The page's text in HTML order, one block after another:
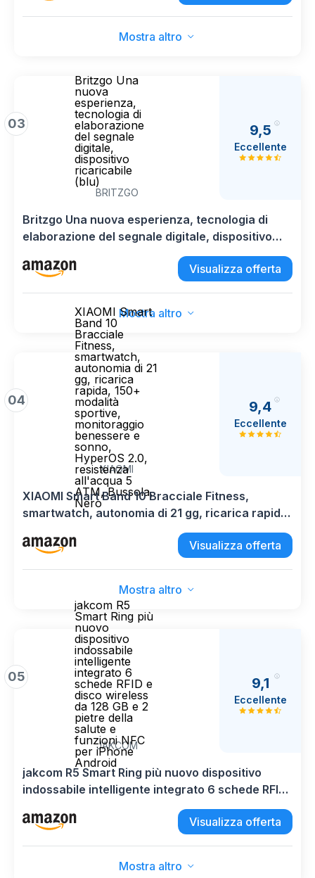
Mostra altro
03
Britzgo Una
nuova
esperienza,
tecnologia di
elaborazione
del segnale
digitale,
dispositivo
ricaricabile
(blu)
BRITZGO
9,5
Eccellente
Britzgo Una nuova esperienza, tecnologia di
elaborazione del segnale digitale, dispositivo
Visualizza offerta
Mostra altro
04
XIAOMI Smart
Band 10
Bracciale
Fitness,
smartwatch,
autonomia di 21
gg, ricarica
rapida, 150+
modalità
sportive,
monitoraggio
benessere e
sonno,
HyperOS 2.0,
resistenza
all'acqua 5
ATM, Bussola,
Nero
XIAOMI
9,4
Eccellente
XIAOMI Smart Band 10 Bracciale Fitness,
smartwatch, autonomia di 21 gg, ricarica rapida,
150+ modalità sportive, monitoraggio benessere
e sonno, HyperOS 2.0, resistenza all'acqua 5
Visualizza offerta
Mostra altro
05
jakcom R5
Smart Ring più
nuovo
dispositivo
indossabile
intelligente
integrato 6
schede RFID e
disco wireless
da 128 GB e 2
pietre della
salute e
funzioni NFC
per iPhone
Android
JAKCOM
9,1
Eccellente
jakcom R5 Smart Ring più nuovo dispositivo
indossabile intelligente integrato 6 schede RFID
e disco wireless da 128 GB e 2 pietre della salute
e funzioni NFC per iPhone AndroidVisualizza offerta
Mostra altro